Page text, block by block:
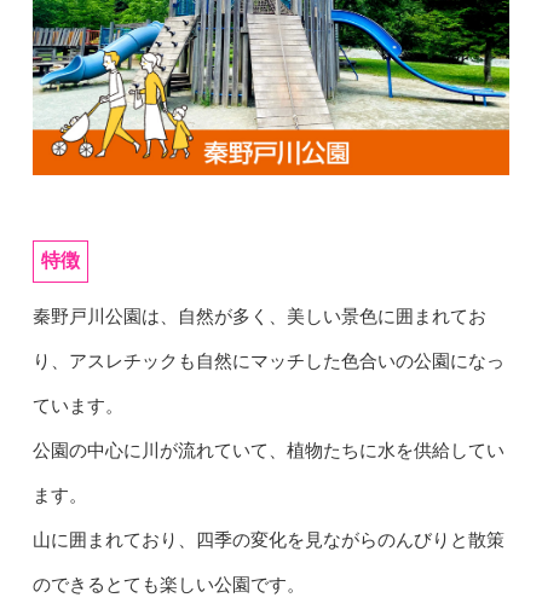
特徴
秦野戸川公園は、自然が多く、美しい景色に囲まれてお
り、アスレチックも自然にマッチした色合いの公園になっ
ています。
公園の中心に川が流れていて、植物たちに水を供給してい
ます。
山に囲まれており、四季の変化を見ながらのんびりと散策
のできるとても楽しい公園です。